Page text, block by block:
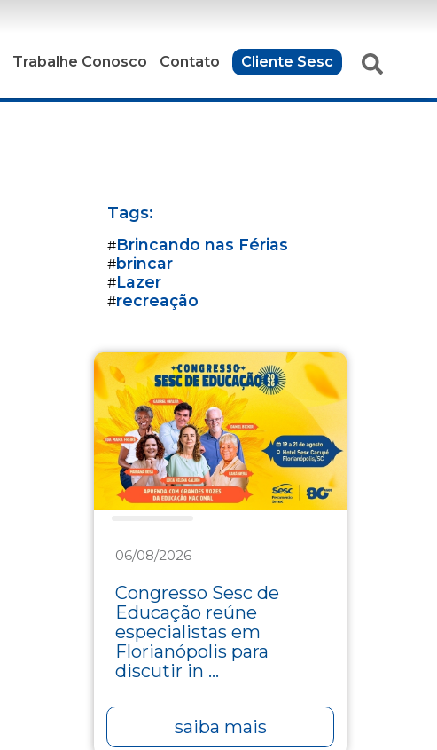
Trabalhe Conosco Contato Cliente Sesc
Tags:
#Brincando nas Férias
#brincar
#Lazer
#recreação
06/08/2026
Congresso Sesc de
Educação reúne
especialistas em
Florianópolis para
discutir in ...
saiba mais